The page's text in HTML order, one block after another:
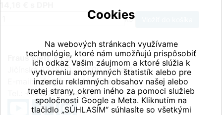
ks
Fraus Klett, s.r.o.
Jičínská 2348/10, 130 00 Praha 3
E-mail:info@fraus-klett.cz
Tel.: +420 233 084 111
Cookies
Na webových stránkach využívame
technológie, ktoré nám umožňujú prispôsobiť
ich odkaz Vašim záujmom a ktoré slúžia k
vytvoreniu anonymných štatistík alebo pre
inzerciu reklamných obsahov našej alebo
tretej strany, okrem iného za pomoci služieb
spoločnosti Google a Meta. Kliknutím na
tlačidlo „SÚHLASÍM“ súhlasíte so všetkými